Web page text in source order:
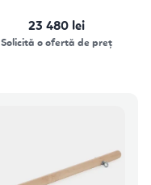
23 480 lei
Solicită o ofertă de preț